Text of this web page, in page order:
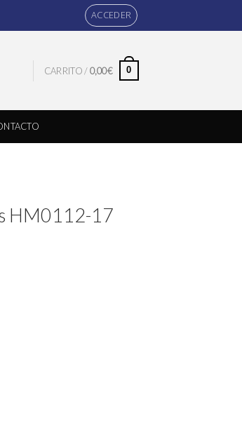
ACCEDER
CARRITO /0,00€ 0
HM0112-17